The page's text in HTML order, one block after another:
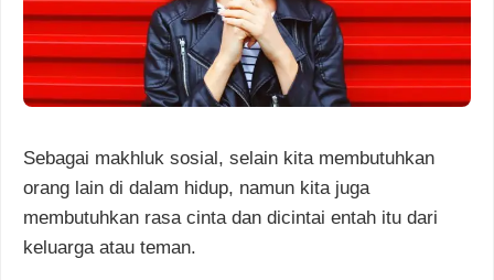
Sebagai makhluk sosial, selain kita membutuhkan
orang lain di dalam hidup, namun kita juga
membutuhkan rasa cinta dan dicintai entah itu dari
keluarga atau teman.